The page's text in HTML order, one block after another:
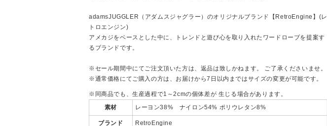
adamsJUGGLER（アダムスジャグラー）のオリジナルブランド【RetroEngine】(レ
トロエンジン)
アメカジをベースとした中に、トレンドと遊び心を取り入れたワードローブを提案す
るブランドです。
※セール期間中にてご注文頂いた方は、返品は致しかねます。 ご了承くださいませ。
※通常価格にてご購入の方は、お届けから7日以内まではサイズの変更が可能です。
※同商品でも、生産過程で1～2cmの個体差が 生じる場合があります。
素材
レーヨン38% ナイロン54% ポリウレタン8%
ブランド RetroEngine